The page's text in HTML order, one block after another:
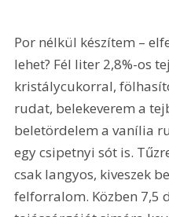
Por nélkül készítem –
lehet? Fél liter 2,8%-os
kristálycukorral,
rudat, belekeverem a
beletördelem a vanília
egy csipetnyi sót is.
csak langyos, kiveszek
felforralom. Közben 7,5